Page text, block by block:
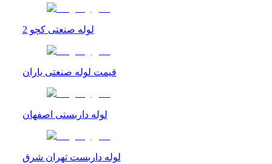
لوله صنعتی کچو 2
قیمت لوله صنعتی یاران
لوله داربستی اصفهان
لوله داربست تهران شرق